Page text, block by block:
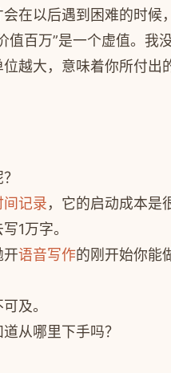
在以后遇到困难的时候
值百万”是一个虚值。我
越大，意味着你所付出
间记录，它的启动成本是
1万字。
开语音写作的刚开始你能
及。
从哪里下手吗？